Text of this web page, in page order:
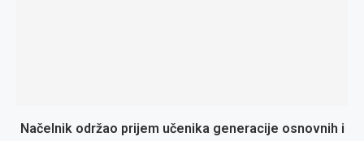
Načelnik održao prijem učenika generacije osnovnih i